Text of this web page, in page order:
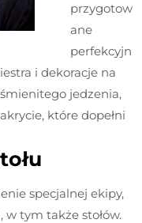
przygotow
ane
perfekcyjn
i dekoracje na
jedzenia,
które dopełni
specjalnej ekipy,
tym także stołów.